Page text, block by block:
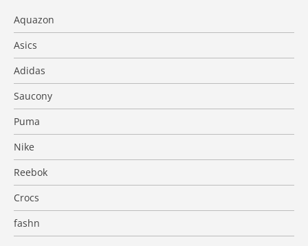
Aquazon
Asics
Adidas
Saucony
Puma
Nike
Reebok
Crocs
fashn